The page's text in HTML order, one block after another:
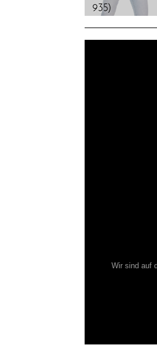
935)
Wir sind auf